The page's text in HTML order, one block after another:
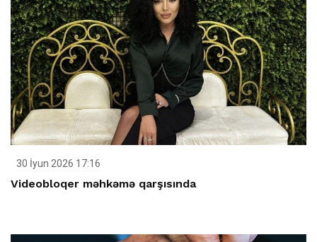
30 İyun 2026 17:16
Videobloqer məhkəmə qarşısında